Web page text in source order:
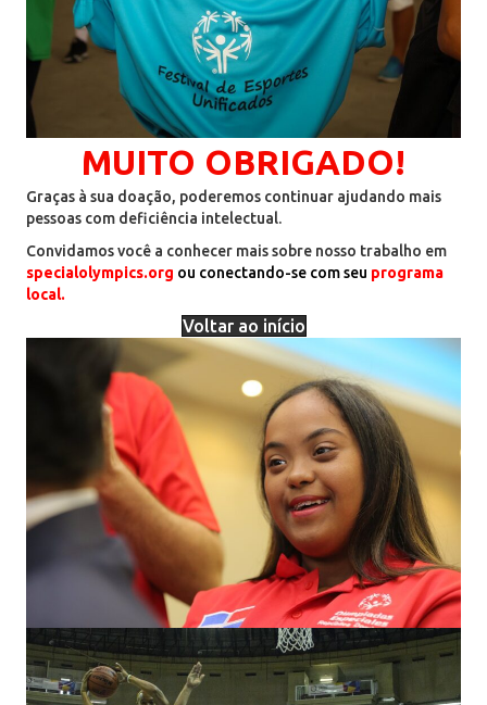
MUITO OBRIGADO!
Graças à sua doação, poderemos continuar ajudando mais
pessoas com deficiência intelectual.
Convidamos você a conhecer mais sobre nosso trabalho em
specialolympics.org ou conectando-se com seu programa
local.
Voltar ao início